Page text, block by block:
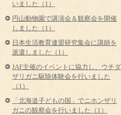
いました（1）
円山動物園で講演会＆観察会を開催
しました（1）
日本生活教育連盟研究集会に講師を
派遣しました（1）
JAF主催のイベントに協力し、ウチダ
ザリガニ駆除体験会を行いました
（1）
「北海道子どもの国」でニホンザリ
ガニの観察会を行いました（1）